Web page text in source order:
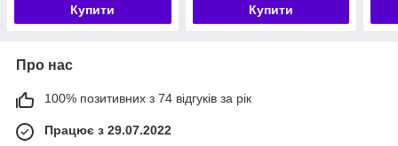
Купити Купити
Про нас
100% позитивних з 74 відгуків за рік
Працює з 29.07.2022